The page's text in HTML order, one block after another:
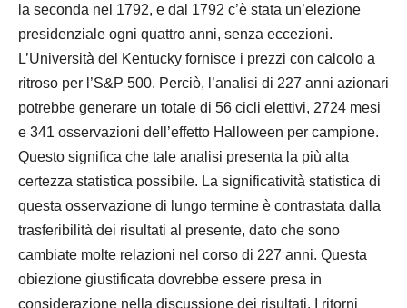
la seconda nel 1792, e dal 1792 c’è stata un’elezione
presidenziale ogni quattro anni, senza eccezioni.
L’Università del Kentucky fornisce i prezzi con calcolo a
ritroso per l’S&P 500. Perciò, l’analisi di 227 anni azionari
potrebbe generare un totale di 56 cicli elettivi, 2724 mesi
e 341 osservazioni dell’effetto Halloween per campione.
Questo significa che tale analisi presenta la più alta
certezza statistica possibile. La significatività statistica di
questa osservazione di lungo termine è contrastata dalla
trasferibilità dei risultati al presente, dato che sono
cambiate molte relazioni nel corso di 227 anni. Questa
obiezione giustificata dovrebbe essere presa in
considerazione nella discussione dei risultati. I ritorni